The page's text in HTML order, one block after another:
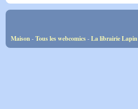
Maison-Tous les webcomics-La librairie Lapin